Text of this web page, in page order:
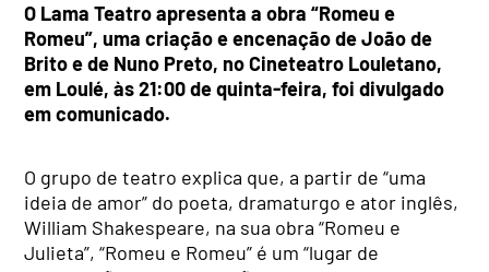
O Lama Teatro apresenta a obra “Romeu e
Romeu”, uma criação e encenação de João de
Brito e de Nuno Preto, no Cineteatro Louletano,
em Loulé, às 21:00 de quinta-feira, foi divulgado
em comunicado.
O grupo de teatro explica que, a partir de “uma
ideia de amor” do poeta, dramaturgo e ator inglês,
William Shakespeare, na sua obra “Romeu e
Julieta”, “Romeu e Romeu” é um “lugar de